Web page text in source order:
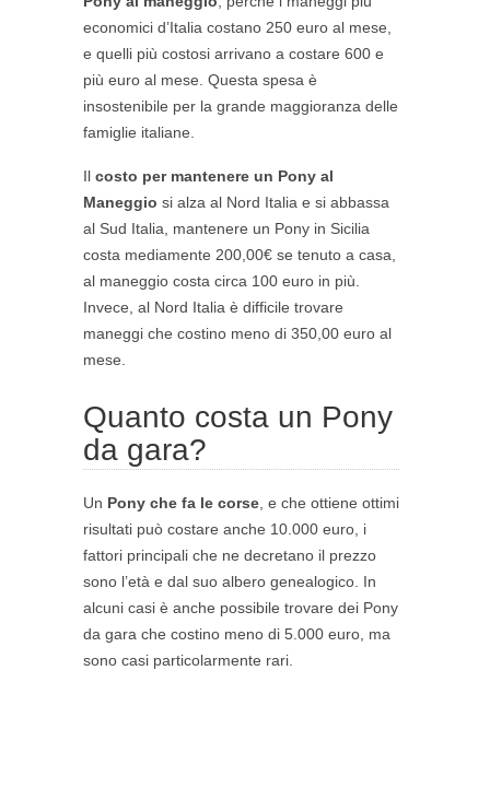
economici d’Italia costano 250 euro al mese,
e quelli più costosi arrivano a costare 600 e
più euro al mese. Questa spesa è
insostenibile per la grande maggioranza delle
famiglie italiane.
Il costo per mantenere un Pony al
Maneggio si alza al Nord Italia e si abbassa
al Sud Italia, mantenere un Pony in Sicilia
costa mediamente 200,00€ se tenuto a casa,
al maneggio costa circa 100 euro in più.
Invece, al Nord Italia è difficile trovare
maneggi che costino meno di 350,00 euro al
mese.
Quanto costa un Pony
da gara?
Un Pony che fa le corse , e che ottiene ottimi
risultati può costare anche 10.000 euro, i
fattori principali che ne decretano il prezzo
sono l’età e dal suo albero genealogico. In
alcuni casi è anche possibile trovare dei Pony
da gara che costino meno di 5.000 euro, ma
sono casi particolarmente rari.